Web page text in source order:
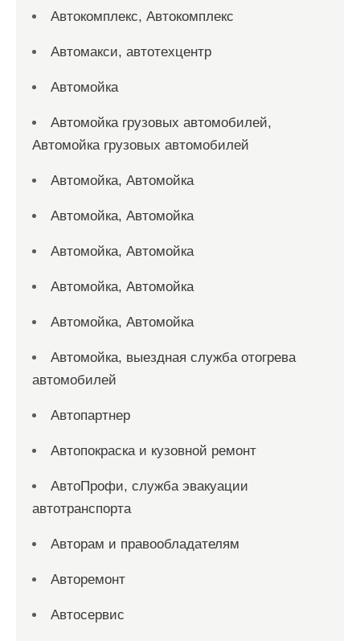
Автокомплекс, Автокомплекс
Автомакси, автотехцентр
Автомойка
Автомойка грузовых автомобилей,
Автомойка грузовых автомобилей
Автомойка, Автомойка
Автомойка, Автомойка
Автомойка, Автомойка
Автомойка, Автомойка
Автомойка, Автомойка
Автомойка, выездная служба отогрева
автомобилей
Автопартнер
Автопокраска и кузовной ремонт
АвтоПрофи, служба эвакуации
автотранспорта
Авторам и правообладателям
Авторемонт
Автосервис